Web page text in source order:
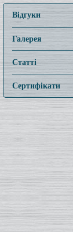
Відгуки
Галерея
Статті
Сертифікати